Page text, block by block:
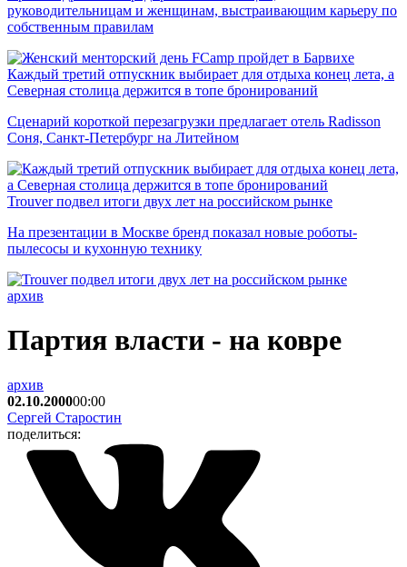
руководительницам и женщинам, выстраивающим карьеру по
собственным правилам
Каждый третий отпускник выбирает для отдыха конец лета, а
Северная столица держится в топе бронирований
Сценарий короткой перезагрузки предлагает отель Radisson
Соня, Санкт-Петербург на Литейном
Trouver подвел итоги двух лет на российском рынке
На презентации в Москве бренд показал новые роботы-
пылесосы и кухонную технику
архив
Партия власти - на ковре
архив
02.10.200000:00
Сергей Старостин
поделиться: